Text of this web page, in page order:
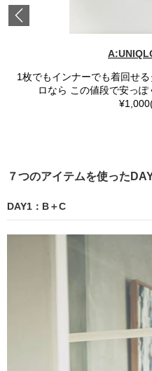
1枚でもインナーでも着回せ
ロなら この値段で安っ
７つのアイテムを使った
DAY1：B＋C